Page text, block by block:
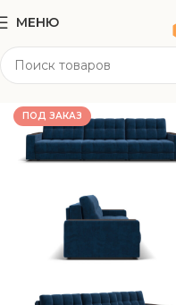
МЕНЮ
Мягкая мебель
ПОД ЗАКАЗ